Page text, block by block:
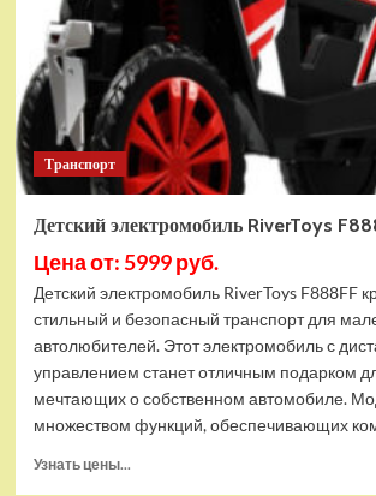
Транспорт
Детский электромобиль RiverToys
Цена от: 5999 руб.
Детский электромобиль RiverToys F888FF
стильный и безопасный транспорт для
автолюбителей. Этот электромобиль с
управлением станет отличным подарком
мечтающих о собственном автомобиле.
множеством функций, обеспечивающих
Узнать цены...